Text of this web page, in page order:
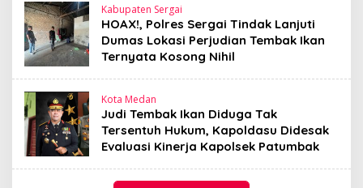
Kabupaten Sergai
HOAX!, Polres Sergai Tindak Lanjuti
Dumas Lokasi Perjudian Tembak Ikan
Ternyata Kosong Nihil
Kota Medan
Judi Tembak Ikan Diduga Tak
Tersentuh Hukum, Kapoldasu Didesak
Evaluasi Kinerja Kapolsek Patumbak